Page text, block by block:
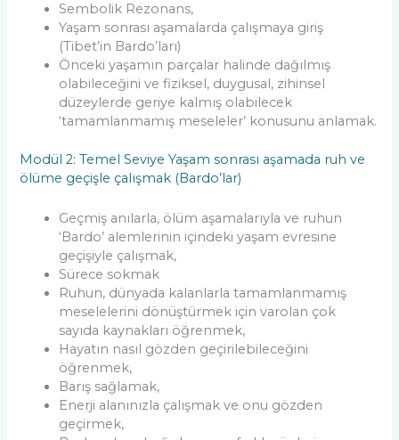
Sembolik Rezonans,
Yaşam sonrası aşamalarda çalışmaya giriş
(Tibet’in Bardo’ları)
Önceki yaşamın parçalar halinde dağılmış
olabileceğini ve fiziksel, duygusal, zihinsel
düzeylerde geriye kalmış olabilecek
‘tamamlanmamış meseleler’ konusunu anlamak.
Modül 2: Temel Seviye Yaşam sonrası aşamada ruh ve
ölüme geçişle çalışmak (Bardo’lar)
Geçmiş anılarla, ölüm aşamalarıyla ve ruhun
‘Bardo’ alemlerinin içindeki yaşam evresine
geçişiyle çalışmak,
Sürece sokmak
Ruhun, dünyada kalanlarla tamamlanmamış
meselelerini dönüştürmek için varolan çok
sayıda kaynakları öğrenmek,
Hayatın nasıl gözden geçirilebileceğini
öğrenmek,
Barış sağlamak,
Enerji alanınızla çalışmak ve onu gözden
geçirmek,